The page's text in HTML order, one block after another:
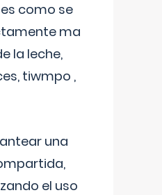
como se
ma
la leche,
tiwmpo ,
una
el uso